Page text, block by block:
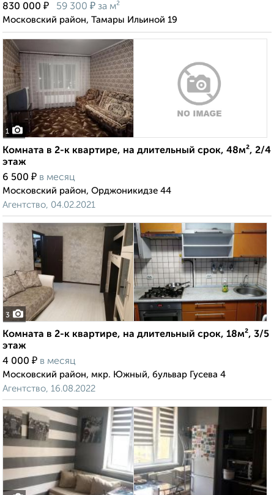
830 000 ₽ 59 300 ₽ за м²
Московский район, Тамары Ильиной 19
1
Комната в 2-к квартире, на длительный срок, 48м², 2/4
этаж
6 500 ₽ в месяц
Московский район, Орджоникидзе 44
Агентство, 04.02.2021
3
Комната в 2-к квартире, на длительный срок, 18м², 3/5
этаж
4 000 ₽ в месяц
Московский район, мкр. Южный, бульвар Гусева 4
Агентство, 16.08.2022